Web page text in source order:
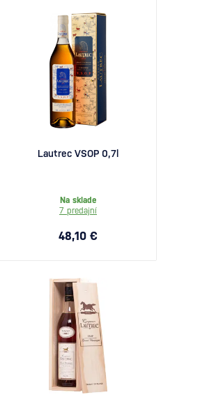
Lautrec VSOP 0,7l
Na sklade
7 predajní
48,10 €